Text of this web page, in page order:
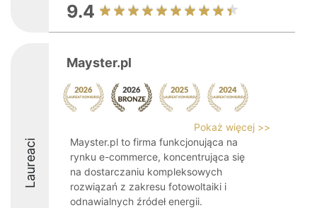
9.4
Laureaci
Mayster.pl
Pokaż więcej >>
Mayster.pl to firma funkcjonująca na
rynku e-commerce, koncentrująca się
na dostarczaniu kompleksowych
rozwiązań z zakresu fotowoltaiki i
odnawialnych źródeł energii.